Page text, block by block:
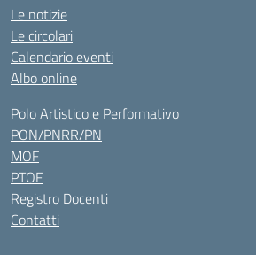
Le notizie
Le circolari
Calendario eventi
Albo online
Polo Artistico e Performativo
PON/PNRR/PN
MOF
PTOF
Registro Docenti
Contatti